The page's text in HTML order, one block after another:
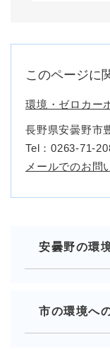
このページに
環境・ゼロカー
長野県安曇野市
Tel：0263-71-
メールでのお問
安曇野の環
市の環境へ